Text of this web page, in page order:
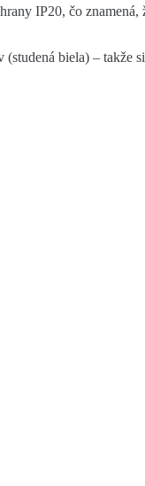
IP20, čo
biela) – takže